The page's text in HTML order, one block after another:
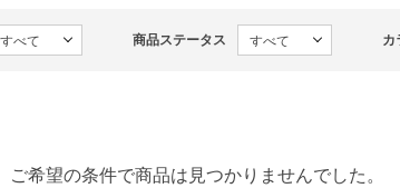
商品ステータス カ
ご希望の条件で商品は見つかりませんでした。